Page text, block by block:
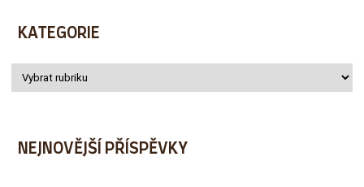
KATEGORIE
NEJNOVĚJŠÍ PŘÍSPĚVKY